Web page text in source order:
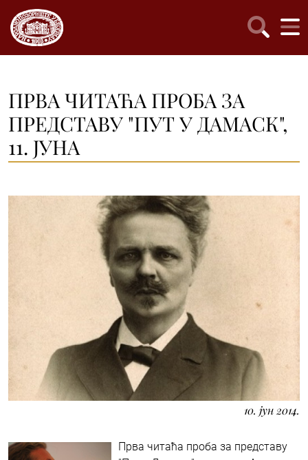
ПРВА ЧИТАЋА ПРОБА ЗА
ПРЕДСТАВУ "ПУТ У ДАМАСК",
11. ЈУНА
10. јун 2014.
Прва читаћа проба за представу